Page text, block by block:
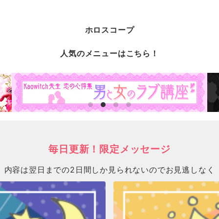
ホロスコープ
人気のメニューはこちら！
毎日更新！限定メッセージ
内容は翌日までの2日間しか見られないのでお見逃しなく